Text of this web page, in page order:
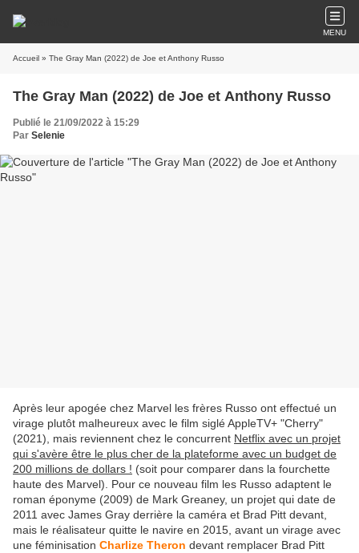
MENU
Accueil » The Gray Man (2022) de Joe et Anthony Russo
The Gray Man (2022) de Joe et Anthony Russo
Publié le 21/09/2022 à 15:29
Par Selenie
Après leur apogée chez Marvel les frères Russo ont effectué un
virage plutôt malheureux avec le film siglé AppleTV+ "Cherry"
(2021), mais reviennent chez le concurrent Netflix avec un projet
qui s'avère être le plus cher de la plateforme avec un budget de
200 millions de dollars ! (soit pour comparer dans la fourchette
haute des Marvel). Pour ce nouveau film les Russo adaptent le
roman éponyme (2009) de Mark Greaney, un projet qui date de
2011 avec James Gray derrière la caméra et Brad Pitt devant,
mais le réalisateur quitte le navire en 2015, avant un virage avec
une féminisation Charlize Theron devant remplacer Brad Pitt